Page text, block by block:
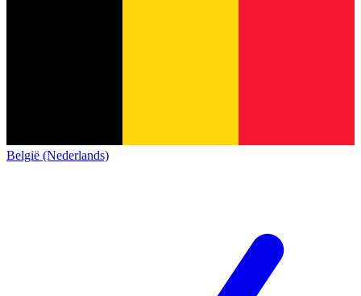
België (Nederlands)